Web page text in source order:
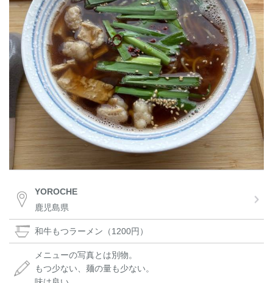
YOROCHE
鹿児島県
和牛もつラーメン（1200円）
メニューの写真とは別物。
もつ少ない、麺の量も少ない。